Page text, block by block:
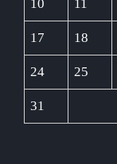
10 11
17 18
24 25
31